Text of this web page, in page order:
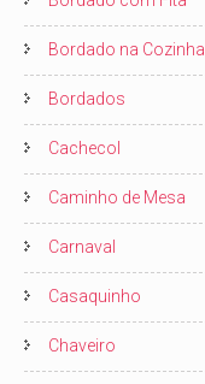
Bordado na Cozinha
Bordados
Cachecol
Caminho de Mesa
Carnaval
Casaquinho
Chaveiro